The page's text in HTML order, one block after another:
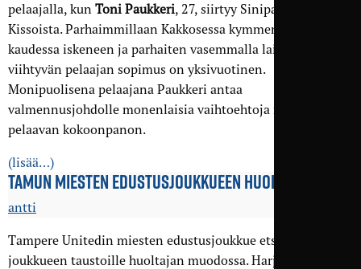
pelaajalla, kun Toni Paukkeri, 27, siirtyy Sinipaitoihin Ilves-
Kissoista. Parhaimmillaan Kakkosessa kymmenen maalia
kaudessa iskeneen ja parhaiten vasemmalla laidalla
viihtyvän pelaajan sopimus on yksivuotinen.
Monipuolisena pelaajana Paukkeri antaa
valmennusjohdolle monenlaisia vaihtoehtoja rakentaa
pelaavan kokoonpanon.
(lisää…)
TAMUN MIESTEN EDUSTUS­JOUKKUEEN HUOLTAJAKSI?
antti
Tampere Unitedin miesten edustusjoukkue etsii vahvistusta
joukkueen taustoille huoltajan muodossa. Harjoituskausi